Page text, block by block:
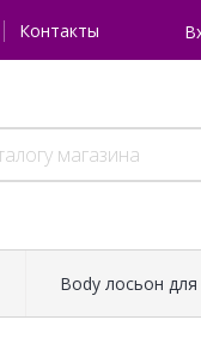
Контакты
Body лосьон для